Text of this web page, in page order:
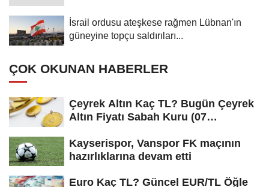
İsrail ordusu ateşkese rağmen Lübnan'ın
güneyine topçu saldırıları...
ÇOK OKUNAN HABERLER
Çeyrek Altın Kaç TL? Bugün Çeyrek
Altın Fiyatı Sabah Kuru (07
Kayserispor, Vanspor FK maçının
hazırlıklarına devam etti
Euro Kaç TL? Güncel EUR/TL Öğle